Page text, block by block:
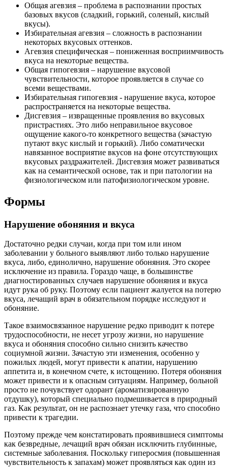
Общая агевзия – проблема в распознании простых
базовых вкусов (сладкий, горький, соленый, кислый
вкусы).
Избирательная агевзия – сложность в распознании
некоторых вкусовых оттенков.
Агевзия специфическая – пониженная восприимчивость
вкуса на некоторые вещества.
Общая гипогевзия – нарушение вкусовой
чувствительности, которое проявляется в случае со
всеми веществами.
Избирательная гипогевзия - нарушение вкуса, которое
распространяется на некоторые вещества.
Дисгевзия – извращенные проявления во вкусовых
пристрастиях. Это либо неправильное вкусовое
ощущение какого-то конкретного вещества (зачастую
путают вкус кислый и горький). Либо соматически
навязанное восприятие вкусов на фоне отсутствующих
вкусовых раздражителей. Дисгевзия может развиваться
как на семантической основе, так и при патологии на
физиологическом или патофизиологическом уровне.
Формы
Нарушение обоняния и вкуса
Достаточно редки случаи, когда при том или ином
заболевании у больного выявляют либо только нарушение
вкуса, либо, единолично, нарушение обоняния. Это скорее
исключение из правила. Гораздо чаще, в большинстве
диагностированных случаев нарушение обоняния и вкуса
идут рука об руку. Поэтому если пациент жалуется на потерю
вкуса, лечащий врач в обязательном порядке исследуют и
обоняние.
Такое взаимосвязанное нарушение редко приводит к потере
трудоспособности, не несет угрозу жизни, но нарушение
вкуса и обоняния способно сильно снизить качество
социумной жизни. Зачастую эти изменения, особенно у
пожилых людей, могут привести к апатии, нарушению
аппетита и, в конечном счете, к истощению. Потеря обоняния
может привести и к опасным ситуациям. Например, больной
просто не почувствует одорант (ароматизированную
отдушку), который специально подмешивается в природный
газ. Как результат, он не распознает утечку газа, что способно
привести к трагедии.
Поэтому прежде чем констатировать проявившиеся симптомы
как безвредные, лечащий врач обязан исключить глубинные,
системные заболевания. Поскольку гиперосмия (повышенная
чувствительность к запахам) может проявляться как один из